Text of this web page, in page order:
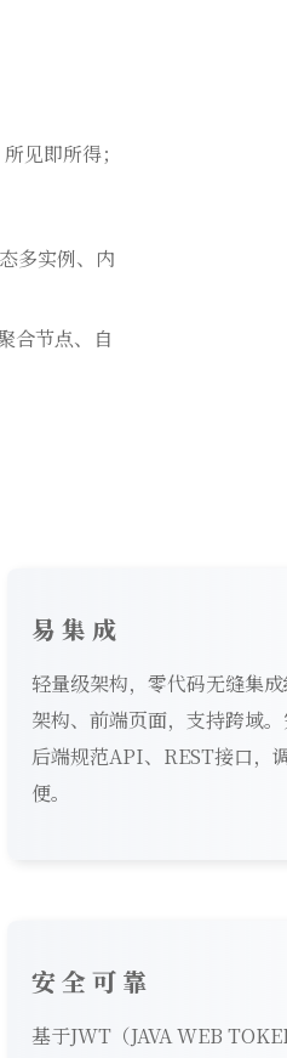
见即所得；
多实例、内
合节点、自
易集成
轻量级架构，零代码无缝集
架构、前端页面，支持跨域
后端规范API、REST接口，
便。
安全可靠
基于JWT（JAVA WEB